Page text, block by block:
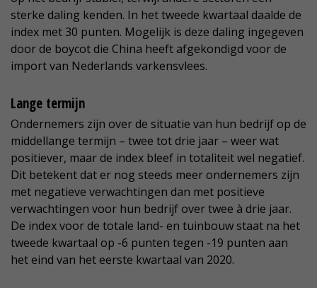
sterke daling kenden. In het tweede kwartaal daalde de
index met 30 punten. Mogelijk is deze daling ingegeven
door de boycot die China heeft afgekondigd voor de
import van Nederlands varkensvlees.
Lange termijn
Ondernemers zijn over de situatie van hun bedrijf op de
middellange termijn – twee tot drie jaar – weer wat
positiever, maar de index bleef in totaliteit wel negatief.
Dit betekent dat er nog steeds meer ondernemers zijn
met negatieve verwachtingen dan met positieve
verwachtingen voor hun bedrijf over twee à drie jaar.
De index voor de totale land- en tuinbouw staat na het
tweede kwartaal op -6 punten tegen -19 punten aan
het eind van het eerste kwartaal van 2020.